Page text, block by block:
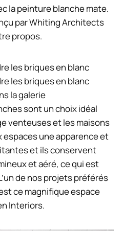
la peinture blanche mate.
par Whiting Architects
propos.
la galerie
sont un choix idéal
venteuses et les maisons
une apparence et
et ils conservent
et aéré, ce qui est
de nos projets préférés
ce magnifique espace
Interiors.